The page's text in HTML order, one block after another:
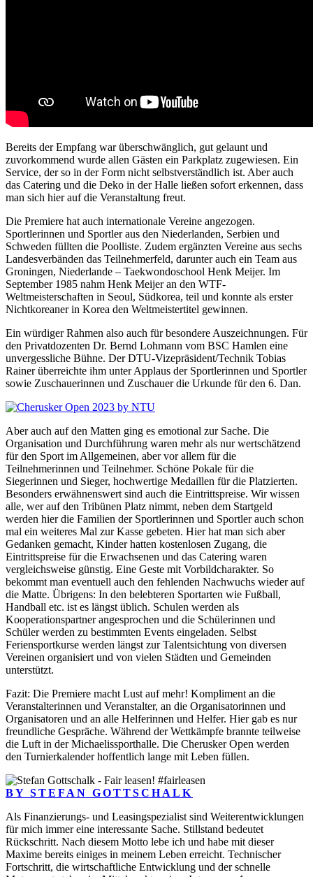
Bereits der Empfang war überschwänglich, gut gelaunt und
zuvorkommend wurde allen Gästen ein Parkplatz zugewiesen. Ein
Service, der so in der Form nicht selbstverständlich ist. Aber auch
das Catering und die Deko in der Halle ließen sofort erkennen, dass
man sich hier auf die Veranstaltung freut.
Die Premiere hat auch internationale Vereine angezogen.
Sportlerinnen und Sportler aus den Niederlanden, Serbien und
Schweden füllten die Poolliste. Zudem ergänzten Vereine aus sechs
Landesverbänden das Teilnehmerfeld, darunter auch ein Team aus
Groningen, Niederlande – Taekwondoschool Henk Meijer. Im
September 1985 nahm Henk Meijer an den WTF-
Weltmeisterschaften in Seoul, Südkorea, teil und konnte als erster
Nichtkoreaner in Korea den Weltmeistertitel gewinnen.
Ein würdiger Rahmen also auch für besondere Auszeichnungen. Für
den Privatdozenten Dr. Bernd Lohmann vom BSC Hamlen eine
unvergessliche Bühne. Der DTU-Vizepräsident/Technik Tobias
Rainer überreichte ihm unter Applaus der Sportlerinnen und Sportler
sowie Zuschauerinnen und Zuschauer die Urkunde für den 6. Dan.
Aber auch auf den Matten ging es emotional zur Sache. Die
Organisation und Durchführung waren mehr als nur wertschätzend
für den Sport im Allgemeinen, aber vor allem für die
Teilnehmerinnen und Teilnehmer. Schöne Pokale für die
Siegerinnen und Sieger, hochwertige Medaillen für die Platzierten.
Besonders erwähnenswert sind auch die Eintrittspreise. Wir wissen
alle, wer auf den Tribünen Platz nimmt, neben dem Startgeld
werden hier die Familien der Sportlerinnen und Sportler auch schon
mal ein weiteres Mal zur Kasse gebeten. Hier hat man sich aber
Gedanken gemacht, Kinder hatten kostenlosen Zugang, die
Eintrittspreise für die Erwachsenen und das Catering waren
vergleichsweise günstig. Eine Geste mit Vorbildcharakter. So
bekommt man eventuell auch den fehlenden Nachwuchs wieder auf
die Matte. Übrigens: In den belebteren Sportarten wie Fußball,
Handball etc. ist es längst üblich. Schulen werden als
Kooperationspartner angesprochen und die Schülerinnen und
Schüler werden zu bestimmten Events eingeladen. Selbst
Feriensportkurse werden längst zur Talentsichtung von diversen
Vereinen organisiert und von vielen Städten und Gemeinden
unterstützt.
Fazit: Die Premiere macht Lust auf mehr! Kompliment an die
Veranstalterinnen und Veranstalter, an die Organisatorinnen und
Organisatoren und an alle Helferinnen und Helfer. Hier gab es nur
freundliche Gespräche. Während der Wettkämpfe brannte teilweise
die Luft in der Michaelissporthalle. Die Cherusker Open werden
den Turnierkalender hoffentlich lange mit Leben füllen.
BY STEFAN GOTTSCHALK
Als Finanzierungs- und Leasingspezialist sind Weiterentwicklungen
für mich immer eine interessante Sache. Stillstand bedeutet
Rückschritt. Nach diesem Motto lebe ich und habe mit dieser
Maxime bereits einiges in meinem Leben erreicht. Technischer
Fortschritt, die wirtschaftliche Entwicklung und der schnelle